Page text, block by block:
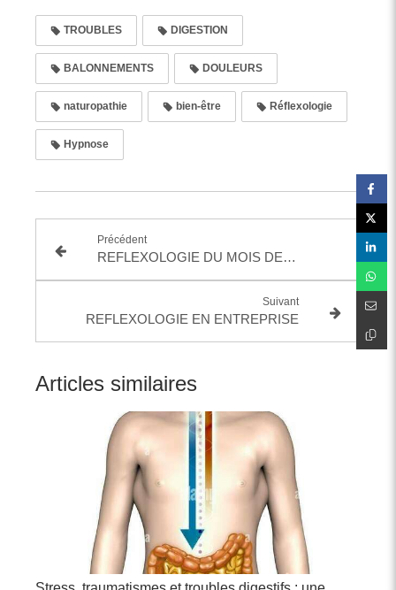
TROUBLES DIGESTION
BALONNEMENTS DOULEURS
naturopathie bien-être Réflexologie
Hypnose
Précédent
REFLEXOLOGIE DU MOIS DE MARS
Suivant
REFLEXOLOGIE EN ENTREPRISE
Articles similaires